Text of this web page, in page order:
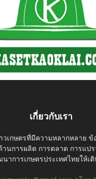
เกี่ยวกับเรา
วเกษตรที่มีความหลากหลาย
านการผลิต การตลาด การแป
าการเกษตรประเทศไทยให้เ